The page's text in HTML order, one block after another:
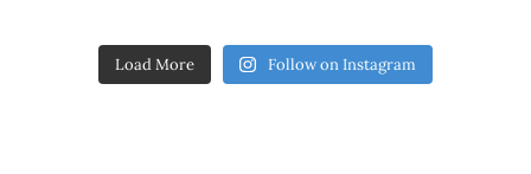
Load More Follow on Instagram